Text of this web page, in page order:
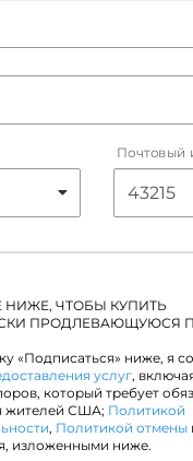
Почтовый
ЧТОБЫ КУПИТЬ
ПРОДЛЕВАЮЩУЮСЯ
«Подписаться» ниже, я
услуг,
который требует
жителей США; Политикой
, Политикой отмены
изложенными ниже.